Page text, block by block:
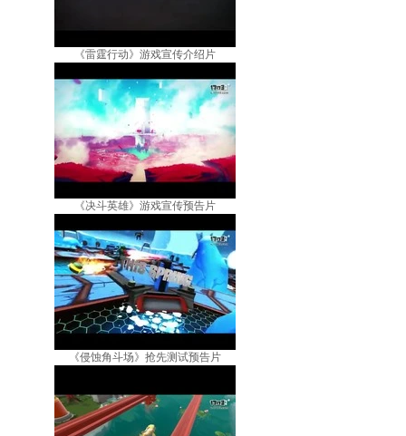
《雷霆行动》游戏宣传介绍片
《决斗英雄》游戏宣传预告片
《侵蚀角斗场》抢先测试预告片